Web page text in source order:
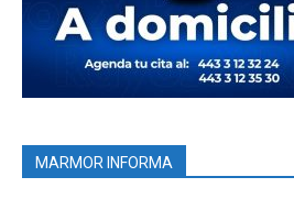
MARMOR INFORMA